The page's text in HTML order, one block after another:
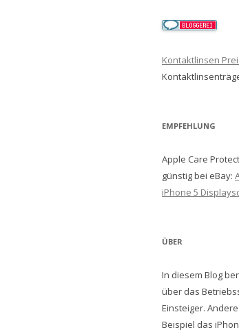
Kontaktlinsen
EMPFEHLUNG
Apple Care
günstig bei eBay:
iPhone 5
ÜBER
In diesem Blog
über das
Einsteiger.
Beispiel das